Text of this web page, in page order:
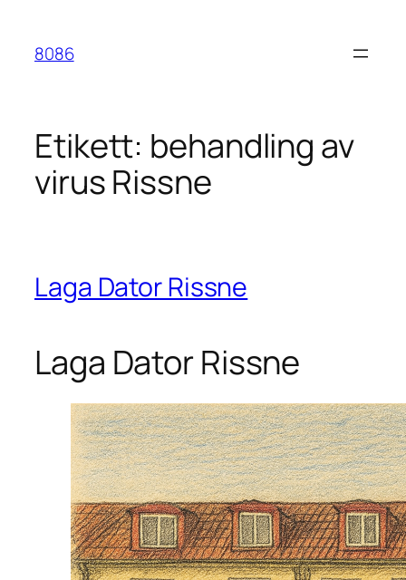
innehåll
8086
Etikett: behandling av
virus Rissne
Laga Dator Rissne
Laga Dator Rissne